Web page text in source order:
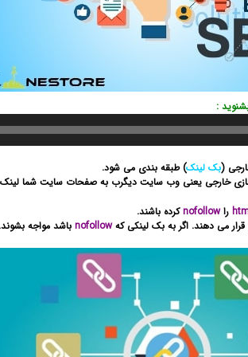
:
(بک لینک) طبقه بندی می شود.
خارجی یعنی وب سایت دیگرب به صفحات سایت شما لینک
راnofollowکرده باشند.
می دهند. اگر به بک لینکی کهnofollow باشد مواجه